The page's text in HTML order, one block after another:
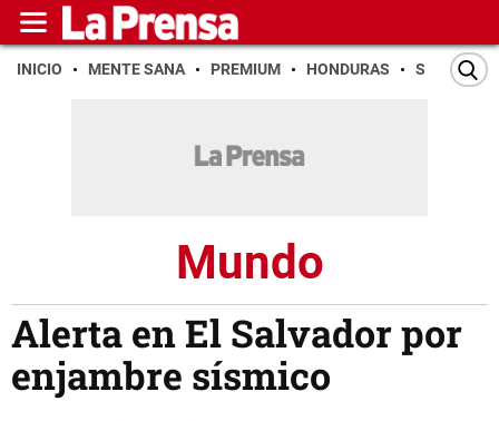
INICIO MENTE SANA PREMIUM HONDURAS SAN PEDRO
Mundo
Alerta en El Salvador por
enjambre sísmico